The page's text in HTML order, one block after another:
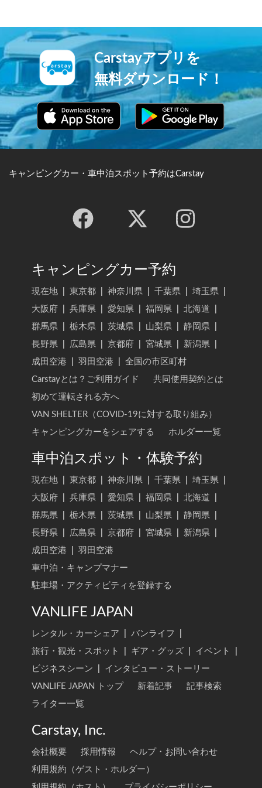
長男を授かったことから、市
川家は「成田屋」を屋号とし
ました。三重塔平和の大塔成
田山公園と見所満点の寺院で
す。
Carstayアプリを
無料ダウンロード！
キャンピングカー・車中泊スポット予約はCarstay
キャンピングカー予約
現在地 東京都 神奈川県 千葉県 埼玉県
大阪府
兵庫県 愛知県 福岡県 北海道
群馬県
栃木県 茨城県 山梨県 静岡県
長野県
広島県 京都府 宮城県 新潟県
成田空港
羽田空港
全国の市区町村
Carstayとは？ご利用ガイド
共同使用契約とは
初めて運転される方へ
VAN SHELTER（COVID-19に対する取り組み）
キャンピングカーをシェアする
ホルダー一覧
車中泊スポット・体験予約
現在地 東京都 神奈川県 千葉県 埼玉県
大阪府
兵庫県 愛知県 福岡県 北海道
群馬県
栃木県 茨城県 山梨県 静岡県
長野県
広島県 京都府 宮城県 新潟県
成田空港
羽田空港
車中泊・キャンプマナー
駐車場・アクティビティを登録する
VANLIFE JAPAN
レンタル・カーシェア バンライフ
旅行・観光・スポット
ギア・グッズ イベント
ビジネスシーン
インタビュー・ストーリー
VANLIFE JAPAN トップ
新着記事
記事検索
ライター一覧
Carstay, Inc.
会社概要 採用情報
ヘルプ・お問い合わせ
利用規約（ゲスト・ホルダー）